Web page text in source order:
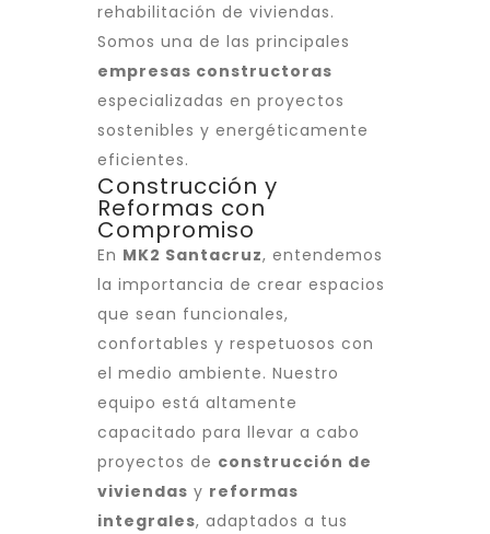
rehabilitación de viviendas.
Somos una de las principales
empresas constructoras
especializadas en proyectos
sostenibles y energéticamente
eficientes.
Construcción y
Reformas con
Compromiso
En MK2 Santacruz, entendemos
la importancia de crear espacios
que sean funcionales,
confortables y respetuosos con
el medio ambiente. Nuestro
equipo está altamente
capacitado para llevar a cabo
proyectos de construcción de
viviendas y reformas
integrales, adaptados a tus